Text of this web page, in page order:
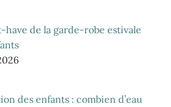
have de la garde-robe estivale
des enfants : combien d’eau